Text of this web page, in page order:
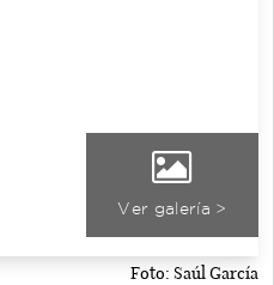
Ver galería >
Foto: Saúl García